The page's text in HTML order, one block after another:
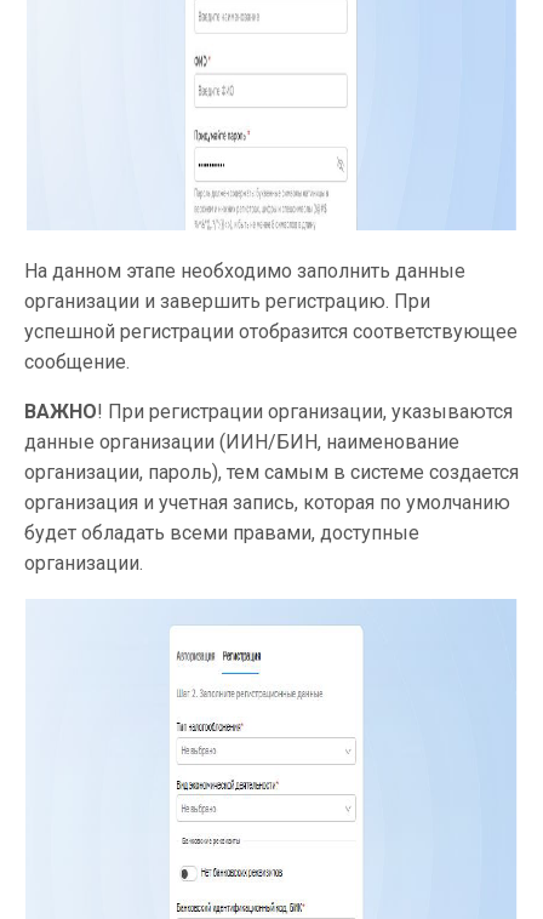
На данном этапе необходимо заполнить данные
организации и завершить регистрацию. При
успешной регистрации отобразится соответствующее
сообщение.
ВАЖНО! При регистрации организации, указываются
данные организации (ИИН/БИН, наименование
организации, пароль), тем самым в системе создается
организация и учетная запись, которая по умолчанию
будет обладать всеми правами, доступные
организации.